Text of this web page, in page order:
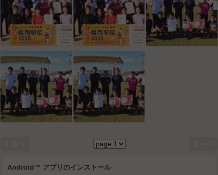
Android™ アプリのインストール